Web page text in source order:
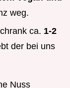
weg.
ca. 1-2
der bei uns
Nuss